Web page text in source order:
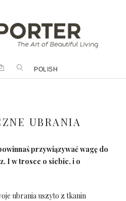
POLISH
UBRANIA
przywiązywać wagę do
I w trosce o siebie, i o
ubrania uszyto z tkanin